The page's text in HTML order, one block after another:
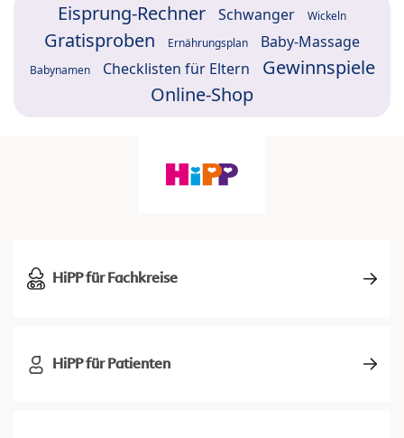
Eisprung-Rechner Schwanger Wickeln
Gratisproben Ernährungsplan Baby-Massage
Babynamen Checklisten für Eltern
Gewinnspiele
Online-Shop
HiPP für Fachkreise
HiPP für Patienten